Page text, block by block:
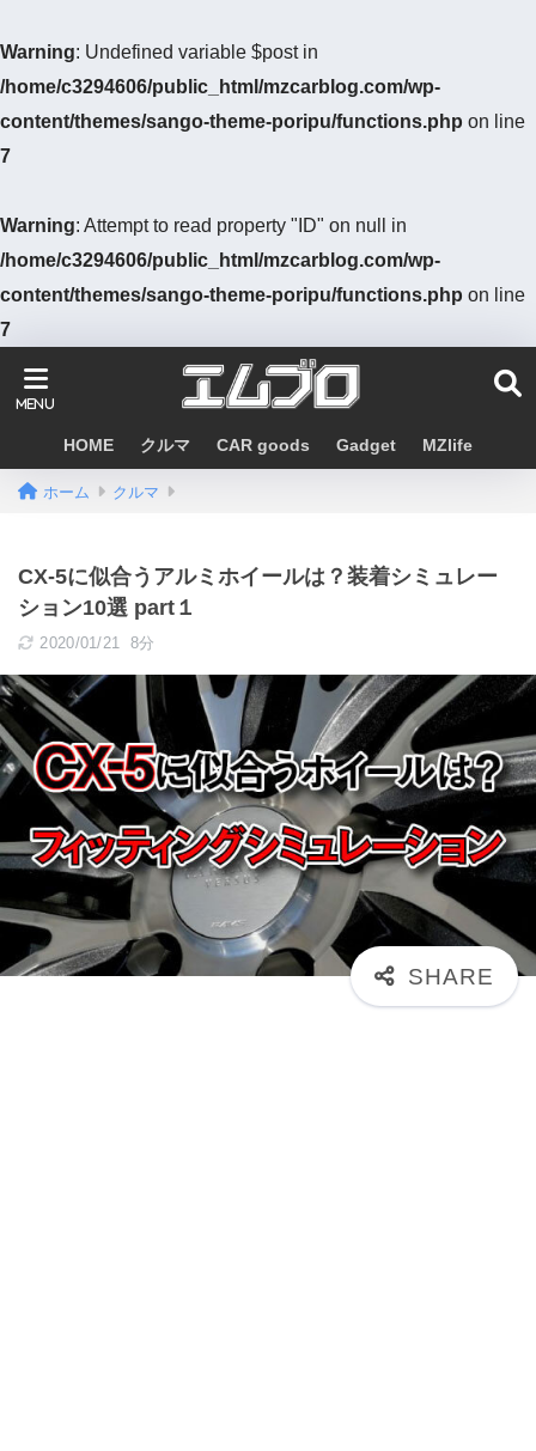
Warning: Undefined variable $post in
/home/c3294606/public_html/mzcarblog.com/wp-
content/themes/sango-theme-poripu/functions.php on line
7
Warning: Attempt to read property "ID" on null in
/home/c3294606/public_html/mzcarblog.com/wp-
content/themes/sango-theme-poripu/functions.php on line
7
HOME クルマ CAR goods Gadget MZlife
ホーム クルマ
CX-5に似合うアルミホイールは？装着シミュレー
ション10選 part１
2020/01/21 8分